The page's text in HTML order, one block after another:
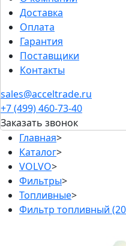
Доставка
Оплата
Гарантия
Поставщики
Контакты
sales@acceltrade.ru
+7 (499) 460-73-40
Заказать звонок
Главная>
Каталог>
VOLVO>
Фильтры>
Топливные>
Фильтр топливный